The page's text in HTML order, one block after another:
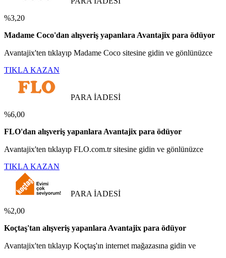
%3,20
Madame Coco'dan alışveriş yapanlara Avantajix para ödüyor
Avantajix'ten tıklayıp Madame Coco sitesine gidin ve gönlünüzce
TIKLA KAZAN
PARA İADESİ
%6,00
FLO'dan alışveriş yapanlara Avantajix para ödüyor
Avantajix'ten tıklayıp FLO.com.tr sitesine gidin ve gönlünüzce
TIKLA KAZAN
PARA İADESİ
%2,00
Koçtaş'tan alışveriş yapanlara Avantajix para ödüyor
Avantajix'ten tıklayıp Koçtaş'ın internet mağazasına gidin ve